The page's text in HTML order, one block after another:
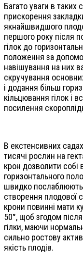
Багато уваги в таких
прискорення
якнайшвидшого
першого року після
гілок до
положення за
навішування на них
скручування
і додання більш
кільцювання гілок і
посилення
В екстенсивних
тисячі рослин на
крон дозволити собі
горизонтального
швидко
створення плодової
крони повинні мати
50°, щоб згодом
гілки, маючи
сильно ростову
якість плодів.